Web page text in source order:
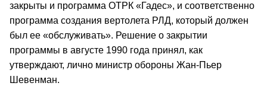
закрыты и программа ОТРК «Гадес», и соответственно
программа создания вертолета РЛД, который должен
был ее «обслуживать». Решение о закрытии
программы в августе 1990 года принял, как
утверждают, лично министр обороны Жан-Пьер
Шевенман.